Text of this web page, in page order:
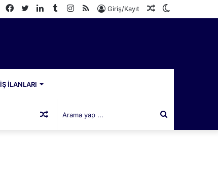
Rastgele
Giriş/Kayıt
RSS
Instagram
Tumblr
LinkedIn
Twitter
Facebook
İŞ İLANLARI
Arama
Rastgele